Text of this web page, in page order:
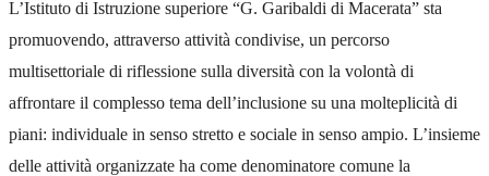
L’Istituto di Istruzione superiore “G. Garibaldi di Macerata” sta
promuovendo, attraverso attività condivise, un percorso
multisettoriale di riflessione sulla diversità con la volontà di
affrontare il complesso tema dell’inclusione su una molteplicità di
piani: individuale in senso stretto e sociale in senso ampio. L’insieme
delle attività organizzate ha come denominatore comune la